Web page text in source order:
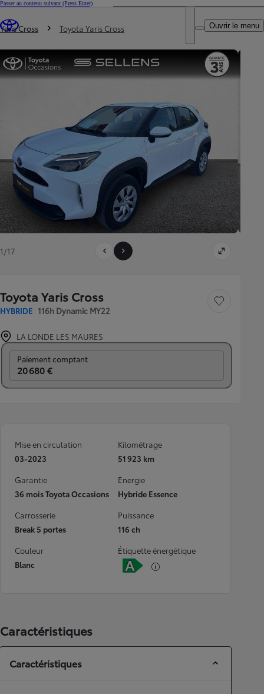
Passer au contenu suivant (Press Enter)
Trouvez un partenaire Toyota
DEALER NAME
Ouvrir le menu
Vous êtes ici
Yaris Cross Toyota Yaris Cross
1/17
Toyota Yaris Cross
HYBRIDE 116h Dynamic MY22
Sauvegarder le
LA LONDE LES MAURES
Paiement comptant
20 680 €
Mise en circulation
03-2023
Kilométrage
51 923 km
Garantie
36 mois Toyota Occasions
Energie
Hybride Essence
Carrosserie
Break 5 portes
Puissance
116 ch
Couleur
Blanc
Étiquette énergétique
Caractéristiques
Caractéristiques